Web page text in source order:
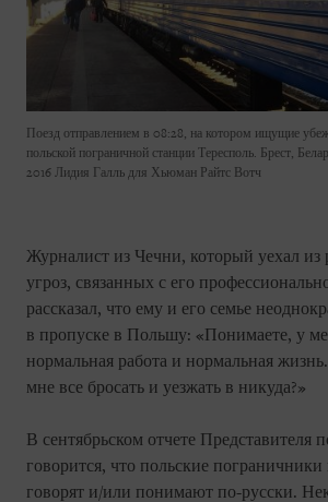
Поезд отправлением в 08:28, на котором ищущие
польской пограничной станции Тересполь. Брест,
2016 Лидия Галль для Хьюман Райтс Вотч
Журналист из Чечни, который уехал из
угроз, связанных с его
рассказал, что ему и его семье
в пропуске в Польшу: «Понимаете, у
нормальная работа и нормальная
мне все бросать и уезжать в никуда?»
В сентябрьском отчете Представителя
говорится, что польские пограничники
говорят и/или понимают по-русски.